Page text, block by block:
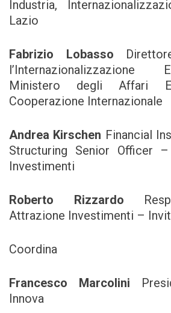
Industria,
Lazio
Fabrizio Lobasso
Ministero degli Affari
Cooperazione Internazionale
Andrea Kirschen Financial
Structuring Senior Officer
Investimenti
Roberto Rizzardo
Attrazione Investimenti –
Coordina
Francesco Marcolini
Innova